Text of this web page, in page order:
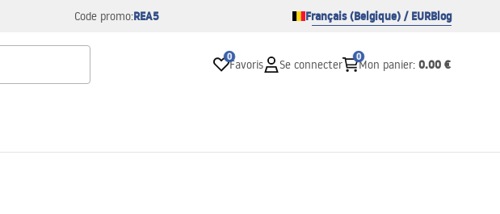
Code promo:REA5 Français (Belgique) / EURBlog
0
Favoris Se connecter
0
Mon panier: 0.00 €